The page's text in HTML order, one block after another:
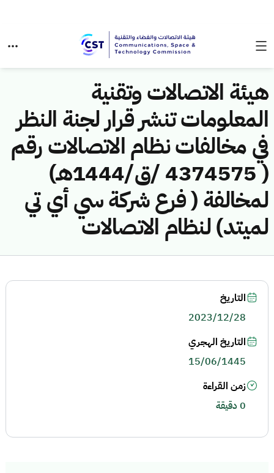
هيئة الاتصالات وتقنية
المعلومات تنشر قرار لجنة النظر
في مخالفات نظام الاتصالات رقم
( 4374575 /ق/1444هـ)
لمخالفة ( فرع شركة سي أي تي
لميتد) لنظام الاتصالات
التاريخ
2023/12/28
التاريخ الهجري
15/06/1445
زمن القراءة
0 دقيقة